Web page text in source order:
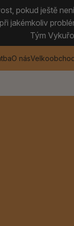
pokud ještě
jakémkoliv
Tým
O nás